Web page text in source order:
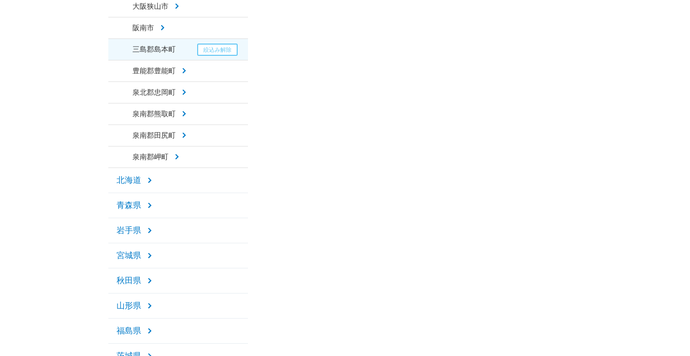
大阪狭山市
阪南市
三島郡島本町
豊能郡豊能町
泉北郡忠岡町
泉南郡熊取町
泉南郡田尻町
泉南郡岬町
北海道
青森県
岩手県
宮城県
秋田県
山形県
福島県